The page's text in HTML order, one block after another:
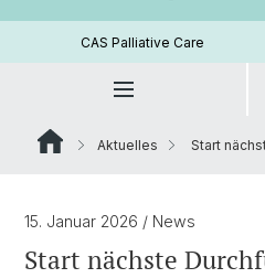
CAS Palliative Care
Aktuelles Start
15. Januar 2026 / News
Start nächste